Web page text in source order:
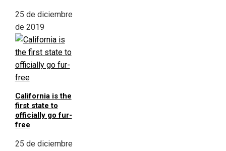
25 de diciembre
de 2019
California is the
first state to
officially go fur-
free
25 de diciembre